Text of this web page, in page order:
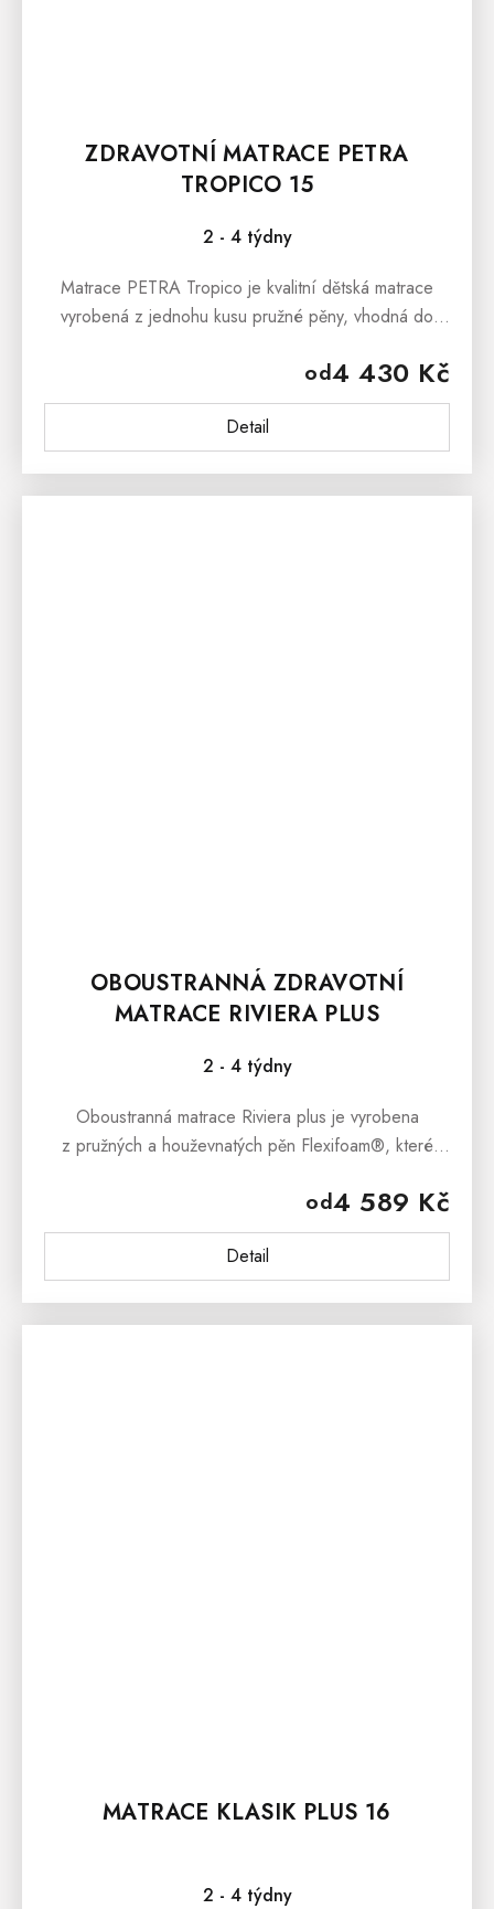
ZDRAVOTNÍ MATRACE PETRA
TROPICO 15
2 - 4 týdny
od4 430 Kč
Detail
Matrace PETRA Tropico je kvalitní dětská matrace
vyrobená z jednohu kusu pružné pěny, vhodná do
Tropico je vhodná do patrové...
OBOUSTRANNÁ ZDRAVOTNÍ
MATRACE RIVIERA PLUS
2 - 4 týdny
od4 589 Kč
Detail
Oboustranná matrace Riviera plus je vyrobena
z pružných a houževnatých pěn Flexifoam®, které
vzdušnost a odolnost.
MATRACE KLASIK PLUS 16
2 - 4 týdny